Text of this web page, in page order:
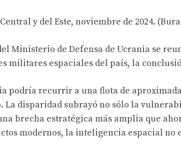
y del Este, noviembre de 2024.
Ministerio de Defensa de Ucrania se
militares espaciales del país, la
podría recurrir a una flota de
La disparidad subrayó no sólo la
brecha estratégica más amplia que
modernos, la inteligencia espacial